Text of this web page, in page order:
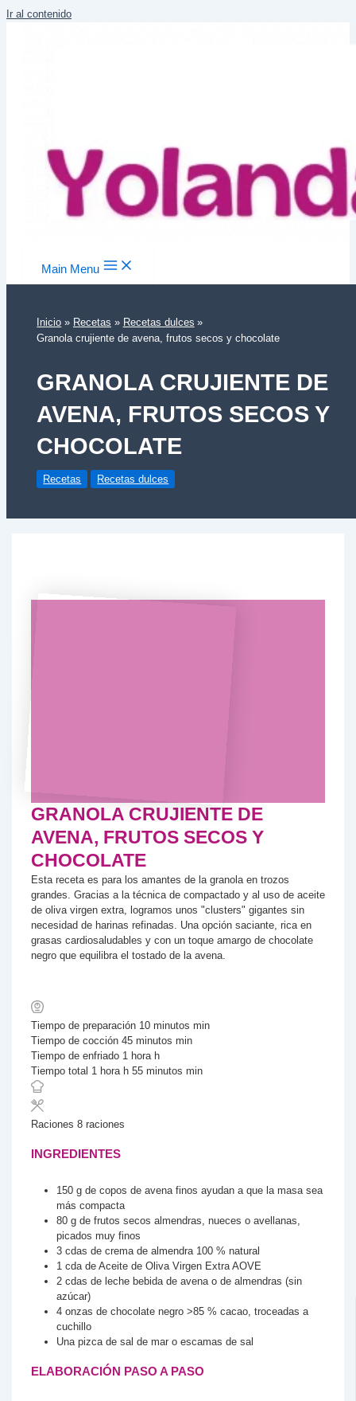
Ir al contenido
Main Menu
Inicio Recetas
Recetas dulces
Granola crujiente de avena, frutos secos y chocolate
GRANOLA CRUJIENTE DE
AVENA, FRUTOS SECOS Y
CHOCOLATE
Recetas Recetas dulces
GRANOLA CRUJIENTE DE
AVENA, FRUTOS SECOS Y
CHOCOLATE
Esta receta es para los amantes de la granola en trozos
grandes. Gracias a la técnica de compactado y al uso de aceite
de oliva virgen extra, logramos unos "clusters" gigantes sin
necesidad de harinas refinadas. Una opción saciante, rica en
grasas cardiosaludables y con un toque amargo de chocolate
negro que equilibra el tostado de la avena.
Tiempo de preparación 10minutos min
Tiempo de cocción 45minutos min
Tiempo de enfriado 1 hora h
Tiempo total 1 hora h 55minutos min
Raciones 8 raciones
INGREDIENTES
150 g de copos de avena finos ayudan a que la masa sea
más compacta
80 g de frutos secos almendras, nueces o avellanas,
picados muy finos
3 cdas de crema de almendra 100 % natural
1 cda de Aceite de Oliva Virgen Extra AOVE
2 cdas de leche bebida de avena o de almendras (sin
azúcar)
4 onzas de chocolate negro >85 % cacao, troceadas a
cuchillo
Una pizca de sal de mar o escamas de sal
ELABORACIÓN PASO A PASO